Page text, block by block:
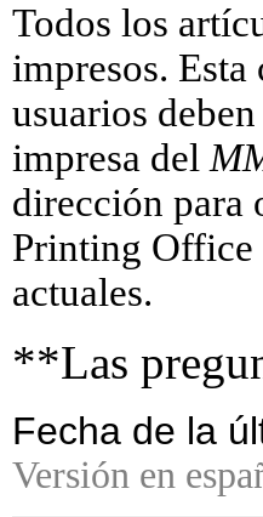
Todos los
impresos.
usuarios
impresa del
dirección para
Printing Office
actuales.
**Las
Fecha de la
Versión en